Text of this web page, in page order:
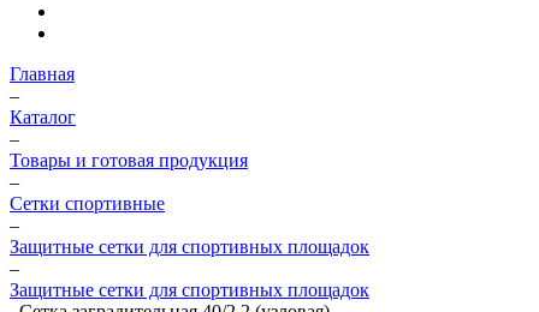
Главная
–
Каталог
–
Товары и готовая продукция
–
Сетки спортивные
–
Защитные сетки для спортивных площадок
–
Защитные сетки для спортивных площадок